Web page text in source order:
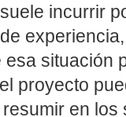
incurrir
situación
proyecto
en